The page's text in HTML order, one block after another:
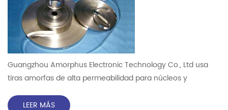
Guangzhou Amorphus Electronic Technology Co., Ltd usa
tiras amorfas de alta permeabilidad para núcleos y
información sobre aleación amorfa : Cuando La aleación es
LEER MÁS